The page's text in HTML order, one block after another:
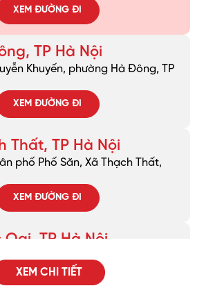
XEM ĐƯỜNG ĐI
TP Hà Nội
Khuyến, phường Hà Đông, TP
XEM ĐƯỜNG ĐI
Thất, TP Hà Nội
phố Phố Săn, Xã Thạch Thất,
XEM ĐƯỜNG ĐI
TP Hà Nội
XEM CHI TIẾT